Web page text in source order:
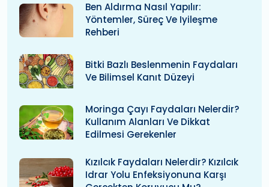
Ben Aldırma Nasıl Yapılır:
Yöntemler, Süreç Ve Iyileşme
Rehberi
Bitki Bazlı Beslenmenin Faydaları
Ve Bilimsel Kanıt Düzeyi
Moringa Çayı Faydaları Nelerdir?
Kullanım Alanları Ve Dikkat
Edilmesi Gerekenler
Kızılcık Faydaları Nelerdir? Kızılcık
Idrar Yolu Enfeksiyonuna Karşı